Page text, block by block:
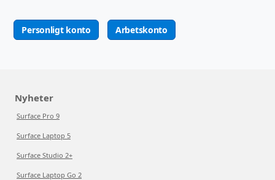
Personligt konto Arbetskonto
Nyheter
Surface Pro 9
Surface Laptop 5
Surface Studio 2+
Surface Laptop Go 2